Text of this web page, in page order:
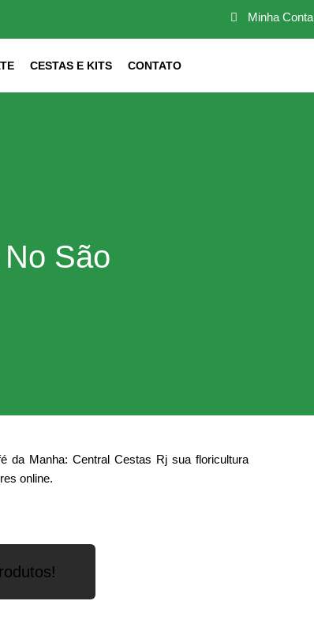
Minha Conta
CESTAS E KITS CONTATO
São
da Manha: Central Cestas Rj sua floricultura
online.